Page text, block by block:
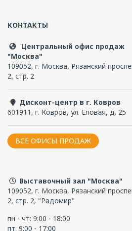
Вес нетто, кг
Гарантийный срок, мес
Бренд
Сертификат
КОНТАКТЫ
Центральный офис продаж
"Москва"
109052, г. Москва, Рязанский
2, стр. 2
Дисконт-центр в г. Ковров
601911 , г. Ковров, ул. Еловая, д. 25
ВСЕ ОФИСЫ ПРОДАЖ
Выставочный зал "Москва"
109052, г. Москва, Рязанский
2, стр. 2, "Радомир"
пн - чт: 9:00 - 18:00
пт: 9:00 - 17:00